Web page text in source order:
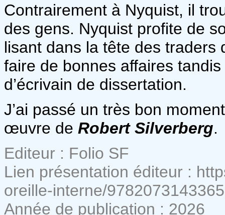
Contrairement à Nyquist, il
des gens. Nyquist profite de
lisant dans la tête des traders
faire de bonnes affaires
d’écrivain de dissertation.
J’ai passé un très bon
œuvre de Robert Silverberg.
Editeur : Folio SF
Lien présentation éditeur :
oreille-interne/9782073143365
Année de publication : 2026